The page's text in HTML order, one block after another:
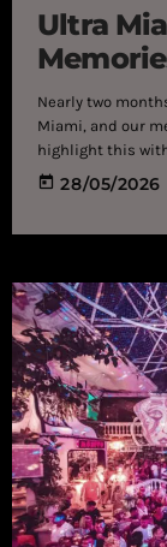
Ultra
Nearly two
Miami, and our
highlight this
await the highly
usual, should
today 28/05/2026